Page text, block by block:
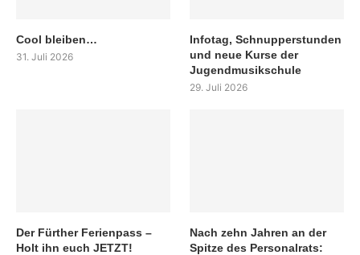
Cool bleiben…
31. Juli 2026
Infotag, Schnupperstunden
und neue Kurse der
Jugendmusikschule
29. Juli 2026
Der Fürther Ferienpass –
Holt ihn euch JETZT!
Nach zehn Jahren an der
Spitze des Personalrats: